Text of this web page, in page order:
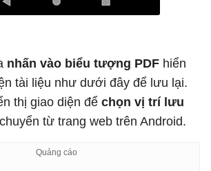
nhấn vào biểu tượng PDF hiển
tài liệu như dưới đây để lưu lại.
thị giao diện để chọn vị trí lưu
chuyển từ trang web trên Android.